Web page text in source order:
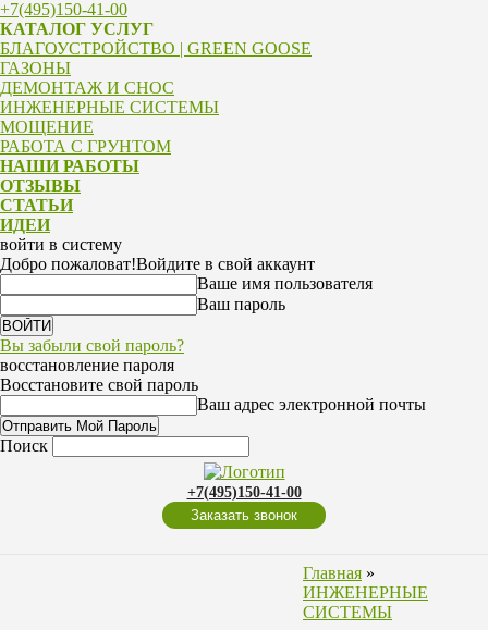
+7(495)150-41-00
КАТАЛОГ УСЛУГ
БЛАГОУСТРОЙСТВО | GREEN GOOSE
ГАЗОНЫ
ДЕМОНТАЖ И СНОС
ИНЖЕНЕРНЫЕ СИСТЕМЫ
МОЩЕНИЕ
РАБОТА С ГРУНТОМ
НАШИ РАБОТЫ
ОТЗЫВЫ
СТАТЬИ
ИДЕИ
войти в систему
Добро пожаловат!Войдите в свой аккаунт
Ваше имя пользователя
Ваш пароль
Вы забыли свой пароль?
восстановление пароля
Восстановите свой пароль
Ваш адрес электронной почты
Поиск
+7(495)150-41-00
Заказать звонок
Главная »
ИНЖЕНЕРНЫЕ
СИСТЕМЫ